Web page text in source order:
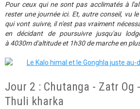
Pour ceux qui ne sont pas acclimatés à
rester une journée ici. Et, autre conseil, vu
qui vont suivre, il n'est pas vraiment
en décidant de poursuivre jusqu'au
à 4030m d'altitude et 1h30 de marche en
Jour 2 : Chutanga - Zatr Og
Thuli kharka